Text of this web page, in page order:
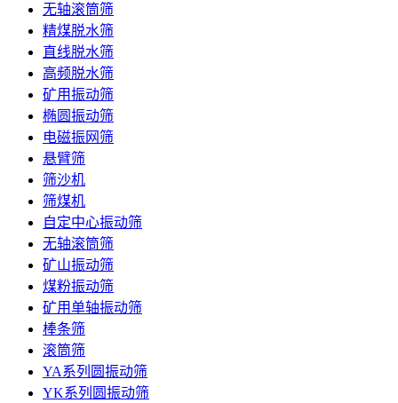
无轴滚筒筛
精煤脱水筛
直线脱水筛
高频脱水筛
矿用振动筛
椭圆振动筛
电磁振网筛
悬臂筛
筛沙机
筛煤机
自定中心振动筛
无轴滚筒筛
矿山振动筛
煤粉振动筛
矿用单轴振动筛
棒条筛
滚筒筛
YA系列圆振动筛
YK系列圆振动筛